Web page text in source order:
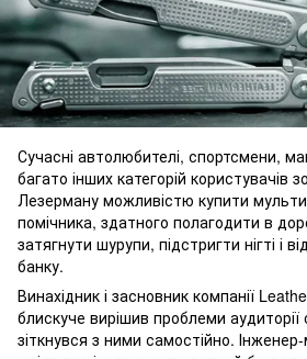
Сучасні автолюбителі, спортсмени,
багато інших категорій користувачів
Лезерману можливістю купити
помічника, здатного полагодити в
затягнути шурупи, підстригти нігті і
банку.
Винахідник і засновник компанії
блискуче вирішив проблеми
зіткнувся з ними самостійно.